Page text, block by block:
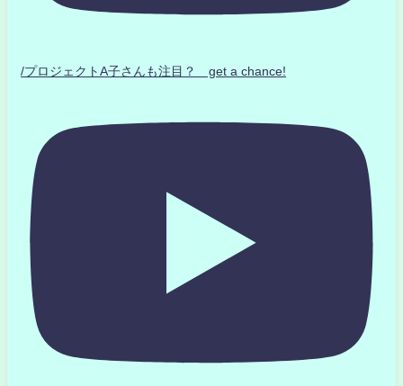
/プロジェクトA子さんも注目？ get a chance!